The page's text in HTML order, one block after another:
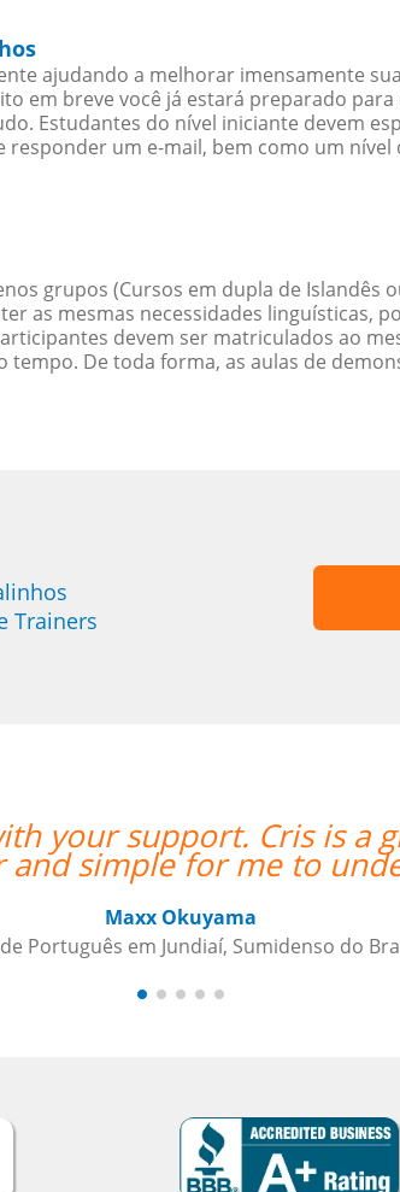
ajudando a melhorar imensamente
em breve você já estará preparado
Estudantes do nível iniciante devem
um e-mail, bem como um nível
grupos (Cursos em dupla de Islandês
as mesmas necessidades linguísticas,
devem ser matriculados ao
De toda forma, as aulas de
Trainers
for me; his teaching